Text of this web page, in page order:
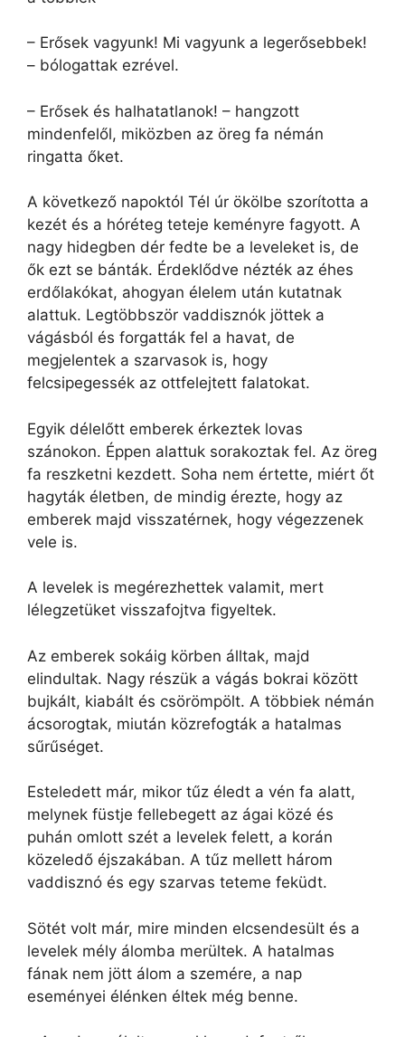
– Erősek vagyunk! Mi vagyunk a legerősebbek!
– bólogattak ezrével.
– Erősek és halhatatlanok! – hangzott
mindenfelől, miközben az öreg fa némán
ringatta őket.
A következő napoktól Tél úr ökölbe szorította a
kezét és a hóréteg teteje keményre fagyott. A
nagy hidegben dér fedte be a leveleket is, de
ők ezt se bánták. Érdeklődve nézték az éhes
erdőlakókat, ahogyan élelem után kutatnak
alattuk. Legtöbbször vaddisznók jöttek a
vágásból és forgatták fel a havat, de
megjelentek a szarvasok is, hogy
felcsipegessék az ottfelejtett falatokat.
Egyik délelőtt emberek érkeztek lovas
szánokon. Éppen alattuk sorakoztak fel. Az öreg
fa reszketni kezdett. Soha nem értette, miért őt
hagyták életben, de mindig érezte, hogy az
emberek majd visszatérnek, hogy végezzenek
vele is.
A levelek is megérezhettek valamit, mert
lélegzetüket visszafojtva figyeltek.
Az emberek sokáig körben álltak, majd
elindultak. Nagy részük a vágás bokrai között
bujkált, kiabált és csörömpölt. A többiek némán
ácsorogtak, miután közrefogták a hatalmas
sűrűséget.
Esteledett már, mikor tűz éledt a vén fa alatt,
melynek füstje fellebegett az ágai közé és
puhán omlott szét a levelek felett, a korán
közeledő éjszakában. A tűz mellett három
vaddisznó és egy szarvas teteme feküdt.
Sötét volt már, mire minden elcsendesült és a
levelek mély álomba merültek. A hatalmas
fának nem jött álom a szemére, a nap
eseményei élénken éltek még benne.